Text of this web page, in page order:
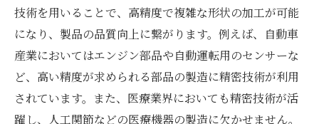
技術を用いることで、高精度で複雑な形状の加工が可能
になり、製品の品質向上に繋がります。例えば、自動車
産業においてはエンジン部品や自動運転用のセンサーな
ど、高い精度が求められる部品の製造に精密技術が利用
されています。また、医療業界においても精密技術が活
躍し、人工関節などの医療機器の製造に欠かせません。